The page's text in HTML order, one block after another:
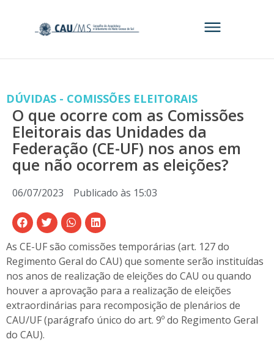
DÚVIDAS - COMISSÕES ELEITORAIS
O que ocorre com as Comissões
Eleitorais das Unidades da
Federação (CE-UF) nos anos em
que não ocorrem as eleições?
06/07/2023 Publicado às 15:03
As CE-UF são comissões temporárias (art. 127 do
Regimento Geral do CAU) que somente serão instituídas
nos anos de realização de eleições do CAU ou quando
houver a aprovação para a realização de eleições
extraordinárias para recomposição de plenários de
CAU/UF (parágrafo único do art. 9º do Regimento Geral
do CAU).